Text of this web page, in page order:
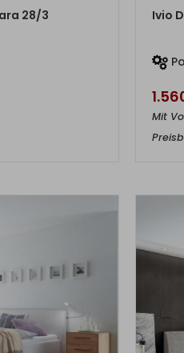
28/3 Ivio
Mit